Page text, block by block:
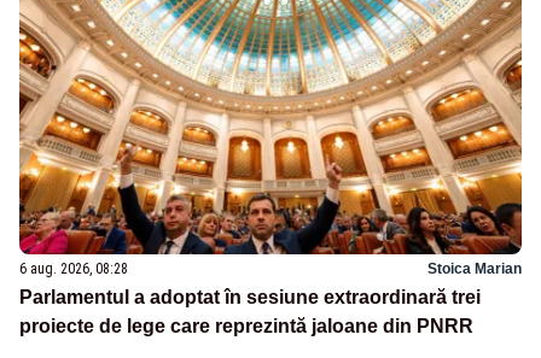
6 aug. 2026, 08:28 Stoica Marian
Parlamentul a adoptat în sesiune extraordinară trei
proiecte de lege care reprezintă jaloane din PNRR